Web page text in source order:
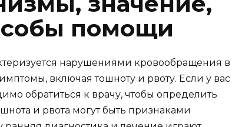
помощи
нарушениями кровообращения в
включая тошноту и рвоту. Если у вас
обратиться к врачу, чтобы определить
и рвота могут быть признаками